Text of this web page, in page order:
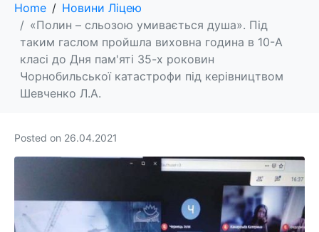
Home
Новини Ліцею
«Полин – сльозою умивається душа». Під
таким гаслом пройшла виховна година в 10-А
класі до Дня пам'яті 35-х роковин
Чорнобильської катастрофи під керівництвом
Шевченко Л.А.
Posted on 26.04.2021